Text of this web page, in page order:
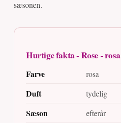
sæsonen.
Hurtige fakta - Rose - rosa
Farve rosa
Duft tydelig
Sæson efterår